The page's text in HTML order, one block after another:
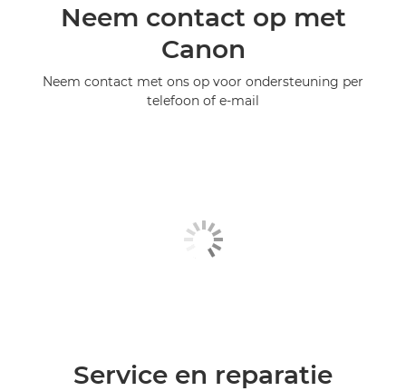
Neem contact op met
Canon
Neem contact met ons op voor ondersteuning per
telefoon of e-mail
Service en reparatie